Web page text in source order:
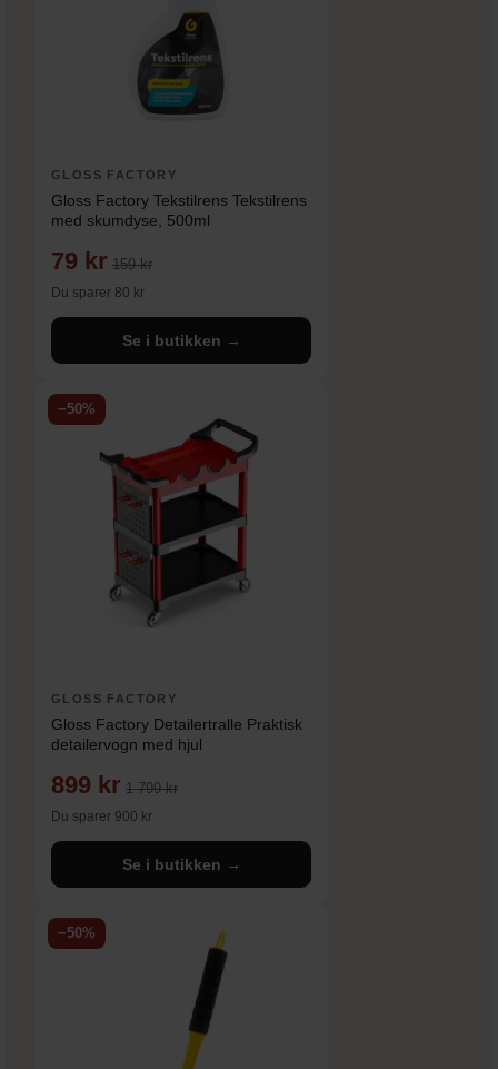
GLOSS FACTORY
Gloss Factory Tekstilrens Tekstilrens
med skumdyse, 500ml
79 kr 159 kr
Du sparer 80 kr
Se i butikken →
−50%
GLOSS FACTORY
Gloss Factory Detailertralle Praktisk
detailervogn med hjul
899 kr 1 799 kr
Du sparer 900 kr
Se i butikken →
−50%